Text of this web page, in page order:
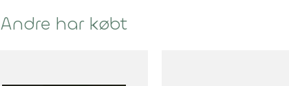
Andre har købt